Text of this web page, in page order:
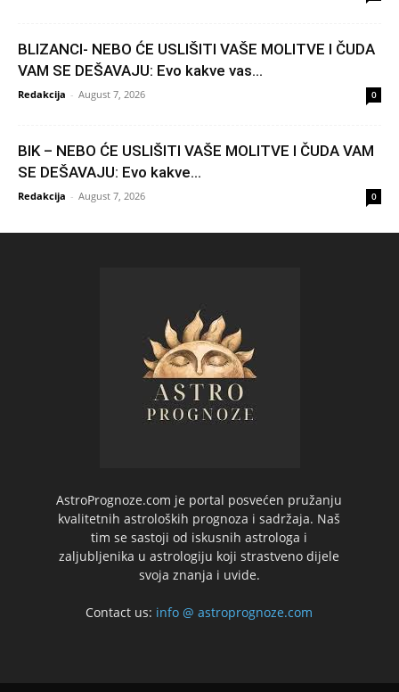
BLIZANCI- NEBO ĆE USLIŠITI VAŠE MOLITVE I ČUDA
VAM SE DEŠAVAJU: Evo kakve vas...
Redakcija - August 7, 2026 0
BIK – NEBO ĆE USLIŠITI VAŠE MOLITVE I ČUDA VAM
SE DEŠAVAJU: Evo kakve...
Redakcija - August 7, 2026 0
AstroPrognoze.com je portal posvećen pružanju
kvalitetnih astroloških prognoza i sadržaja. Naš
tim se sastoji od iskusnih astrologa i
zaljubljenika u astrologiju koji strastveno dijele
svoja znanja i uvide.
Contact us: info @ astroprognoze.com